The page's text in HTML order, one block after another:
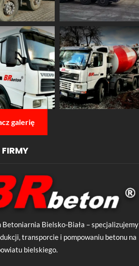
galerię
FIRMY
Betoniarnia Bielsko-Biała – specjalizujemy
transporcie i pompowaniu betonu na
bielskiego.